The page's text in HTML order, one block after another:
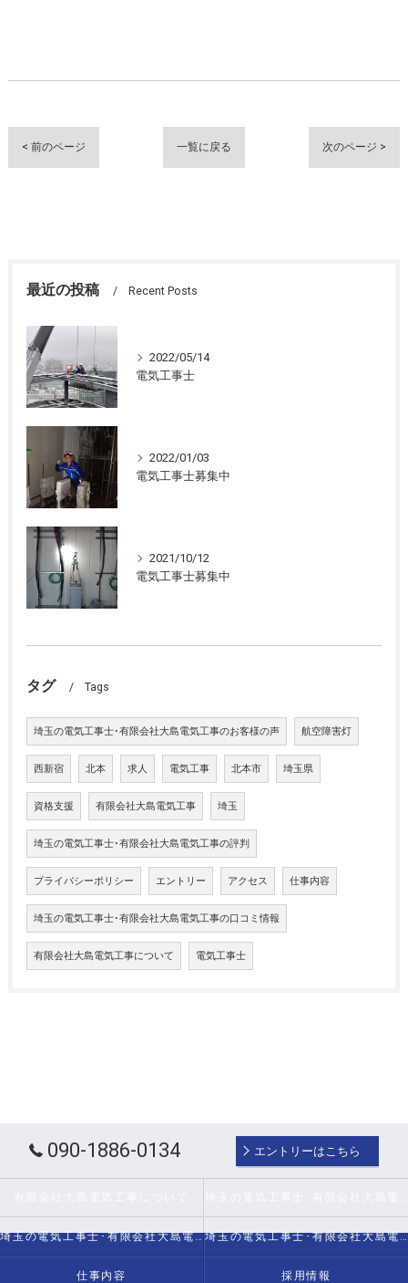
< 前のページ 一覧に戻る 次のページ >
最近の投稿 Recent Posts
2022/05/14
電気工事士
2022/01/03
電気工事士募集中
2021/10/12
電気工事士募集中
タグ Tags
埼玉の電気工事士･有限会社大島電気工事のお客様の声 航空障害灯
西新宿 北本 求人 電気工事 北本市 埼玉県
資格支援 有限会社大島電気工事 埼玉
埼玉の電気工事士･有限会社大島電気工事の評判
プライバシーポリシー エントリー アクセス 仕事内容
埼玉の電気工事士･有限会社大島電気工事の口コミ情報
有限会社大島電気工事について 電気工事士
090-1886-0134 エントリーはこちら
埼玉の電気工事士･有限会社大島電気工事の評判 埼玉の電気工事士･有限会社大島電気工事のお客様の声
仕事内容 採用情報